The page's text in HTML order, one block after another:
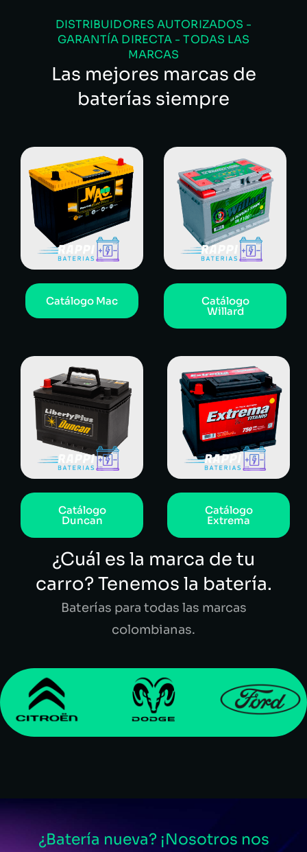
DISTRIBUIDORES AUTORIZADOS -
GARANTÍA DIRECTA - TODAS LAS
MARCAS
Las mejores marcas de
baterías siempre
Catálogo Mac Catálogo
Willard
Catálogo
Duncan
Catálogo
Extrema
¿Cuál es la marca de tu
carro? Tenemos la batería.
Baterías para todas las marcas
colombianas.
¿Batería nueva? ¡Nosotros nos